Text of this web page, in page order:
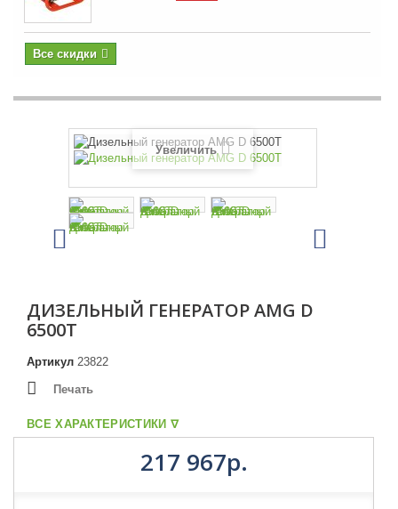
Все скидки
Увеличить
ДИЗЕЛЬНЫЙ ГЕНЕРАТОР AMG D
6500T
Артикул 23822
Печать
ВСЕ ХАРАКТЕРИСТИКИ ᐁ
217 967р.